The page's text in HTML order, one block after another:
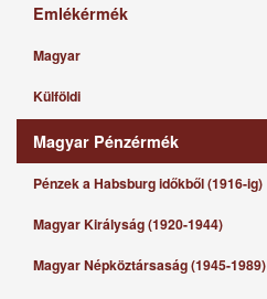
Emlékérmék
Magyar
Külföldi
Magyar Pénzérmék
Pénzek a Habsburg időkből (1916-ig)
Magyar Királyság (1920-1944)
Magyar Népköztársaság (1945-1989)